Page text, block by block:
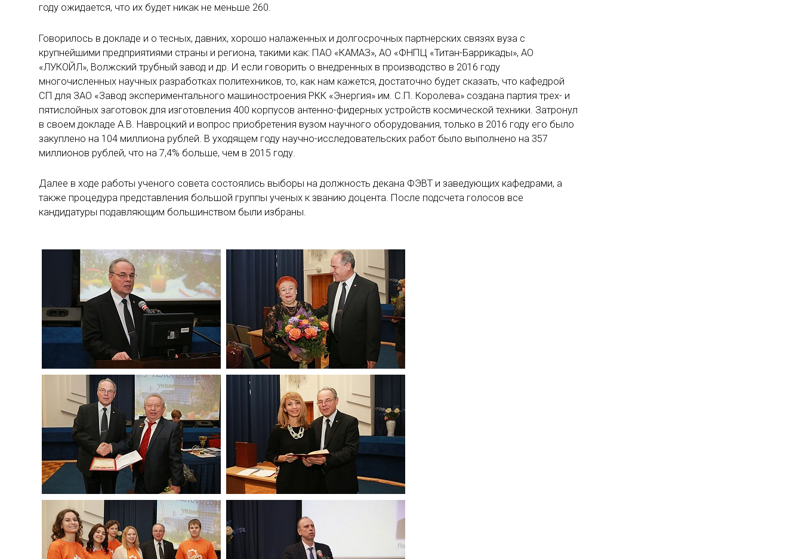
году ожидается, что их будет никак не меньше 260.
Говорилось в докладе и о тесных, давних, хорошо налаженных и долгосрочных партнерских связях вуза с
крупнейшими предприятиями страны и региона, такими как: ПАО «КАМАЗ», АО «ФНПЦ «Титан-Баррикады», АО
«ЛУКОЙЛ», Волжский трубный завод и др. И если говорить о внедренных в производство в 2016 году
многочисленных научных разработках политехников, то, как нам кажется, достаточно будет сказать, что кафедрой
СП для ЗАО «Завод экспериментального машиностроения РКК «Энергия» им. С.П. Королева» создана партия трех- и
пятислойных заготовок для изготовления 400 корпусов антенно-фидерных устройств космической техники. Затронул
в своем докладе А.В. Навроцкий и вопрос приобретения вузом научного оборудования, только в 2016 году его было
закуплено на 104 миллиона рублей. В уходящем году научно-исследовательских работ было выполнено на 357
миллионов рублей, что на 7,4% больше, чем в 2015 году.
Далее в ходе работы ученого совета состоялись выборы на должность декана ФЭВТ и заведующих кафедрами, а
также процедура представления большой группы ученых к званию доцента. После подсчета голосов все
кандидатуры подавляющим большинством были избраны.